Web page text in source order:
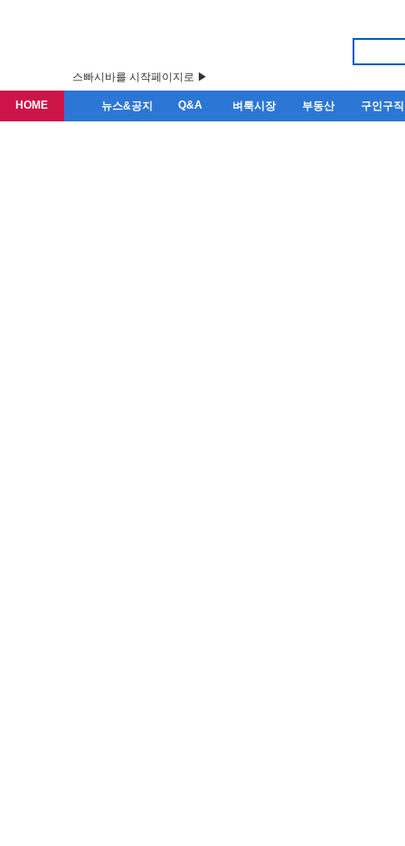
스빠시바를 시작페이지로 ▶
HOME 뉴스&공지 Q&A 벼룩시장 부동산 구인구직